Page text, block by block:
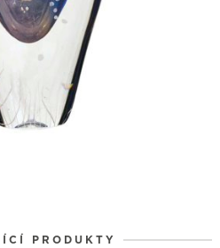
PRODUKTY